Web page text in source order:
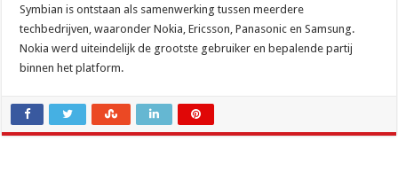
Symbian is ontstaan als samenwerking tussen meerdere
techbedrijven, waaronder Nokia, Ericsson, Panasonic en Samsung.
Nokia werd uiteindelijk de grootste gebruiker en bepalende partij
binnen het platform.